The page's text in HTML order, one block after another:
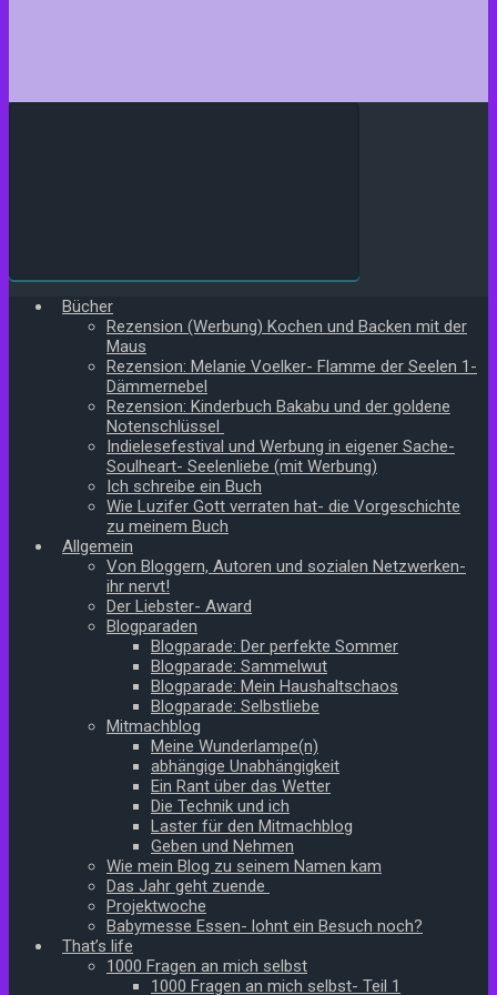
Bücher
Rezension (Werbung) Kochen und Backen mit der
Maus
Rezension: Melanie Voelker- Flamme der Seelen 1-
Dämmernebel
Rezension: Kinderbuch Bakabu und der goldene
Notenschlüssel
Indielesefestival und Werbung in eigener Sache-
Soulheart- Seelenliebe (mit Werbung)
Ich schreibe ein Buch
Wie Luzifer Gott verraten hat- die Vorgeschichte
zu meinem Buch
Allgemein
Von Bloggern, Autoren und sozialen Netzwerken-
ihr nervt!
Der Liebster- Award
Blogparaden
Blogparade: Der perfekte Sommer
Blogparade: Sammelwut
Blogparade: Mein Haushaltschaos
Blogparade: Selbstliebe
Mitmachblog
Meine Wunderlampe(n)
abhängige Unabhängigkeit
Ein Rant über das Wetter
Die Technik und ich
Laster für den Mitmachblog
Geben und Nehmen
Wie mein Blog zu seinem Namen kam
Das Jahr geht zuende
Projektwoche
Babymesse Essen- lohnt ein Besuch noch?
That’s life
1000 Fragen an mich selbst
1000 Fragen an mich selbst- Teil 1